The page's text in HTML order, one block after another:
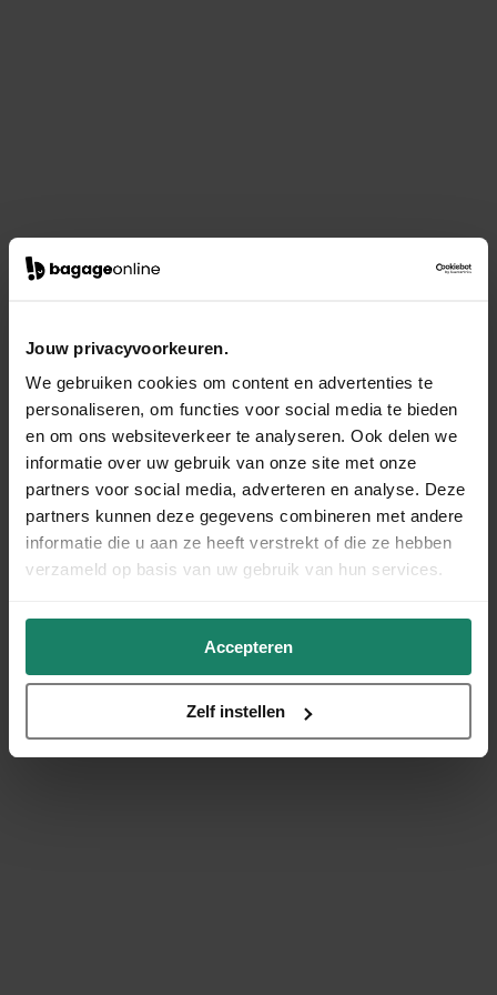
Jouw privacyvoorkeuren.
We gebruiken cookies om content en advertenties te
personaliseren, om functies voor social media te bieden
en om ons websiteverkeer te analyseren. Ook delen we
informatie over uw gebruik van onze site met onze
partners voor social media, adverteren en analyse. Deze
partners kunnen deze gegevens combineren met andere
informatie die u aan ze heeft verstrekt of die ze hebben
verzameld op basis van uw gebruik van hun services.
Accepteren
Zelf instellen